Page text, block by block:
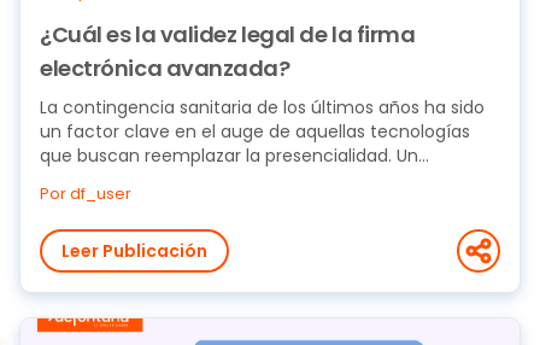
¿Cuál es la validez legal de la firma
electrónica avanzada?
La contingencia sanitaria de los últimos años ha sido
un factor clave en el auge de aquellas tecnologías
que buscan reemplazar la presencialidad. Un...
Por df_user
Leer Publicación